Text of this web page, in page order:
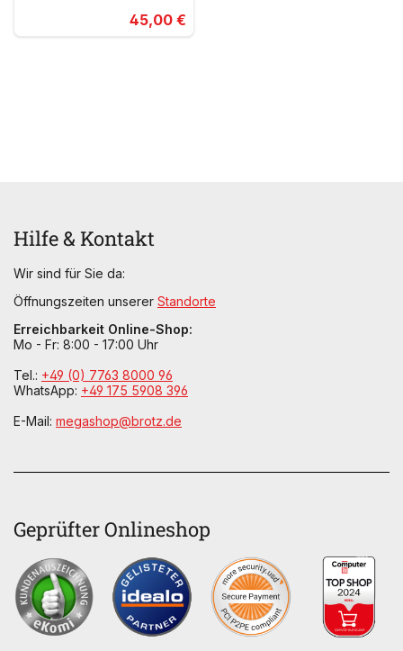
45,00 €
Hilfe & Kontakt
Wir sind für Sie da:
Öffnungszeiten unserer Standorte
Erreichbarkeit Online-Shop:
Mo - Fr: 8:00 - 17:00 Uhr
Tel.: +49 (0) 7763 8000 96
WhatsApp: +49 175 5908 396
E-Mail: megashop@brotz.de
Geprüfter Onlineshop